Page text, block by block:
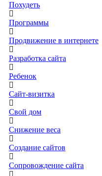
Похудеть
Программы
Продвижение в интернете
Разработка сайта
Ребенок
Сайт-визитка
Свой дом
Снижение веса
Создание сайтов
Сопровождение сайта